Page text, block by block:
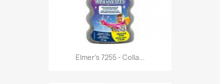
Anteprima
Elmer's 7255 - Colla...